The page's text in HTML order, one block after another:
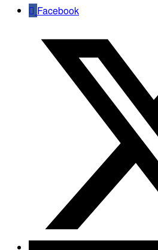
Facebook